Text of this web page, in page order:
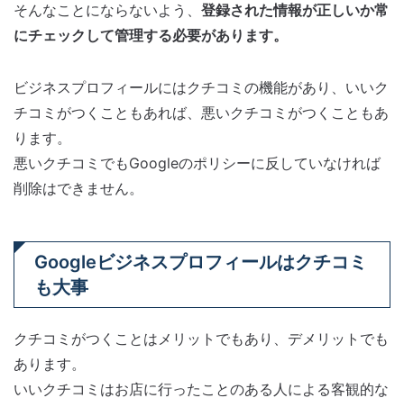
そんなことにならないよう、 登録された情報が正しいか常
にチェックして管理する必要があります。
ビジネスプロフィールにはクチコミの機能があり、いいク
チコミがつくこともあれば、悪いクチコミがつくこともあ
ります。
悪いクチコミでもGoogleのポリシーに反していなければ
削除はできません。
Googleビジネスプロフィールはクチコミ
も大事
クチコミがつくことはメリットでもあり、デメリットでも
あります。
いいクチコミはお店に行ったことのある人による客観的な